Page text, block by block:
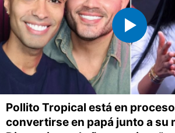
Pollito Tropical está en
convertirse en papá junto a su